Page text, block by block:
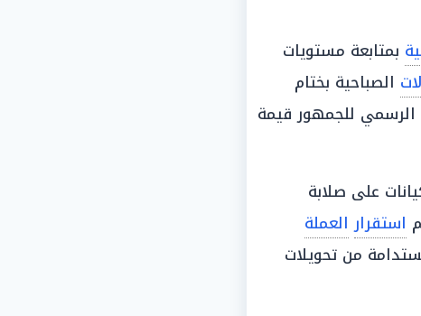
بمتابعة مستويات
الصباحية بختام
الرسمي للجمهور قيمة
على صلابة
استقرار العملة
من تحويلات